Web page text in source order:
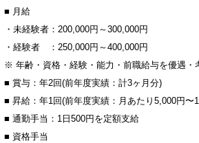
■ 月給
・未経験者：200,000円～300,000円
・経験者 ：250,000円～400,000円
※ 年齢・資格・経験・能力・前職給与を優遇・
■ 賞与：年2回(前年度実績：計3ヶ月分)
■ 昇給：年1回(前年度実績：月あたり5,000円〜
■ 通勤手当：1日500円を定額支給
■ 資格手当